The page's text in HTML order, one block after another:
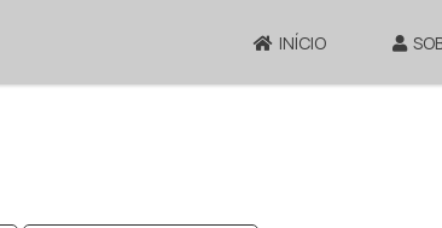
INÍCIO